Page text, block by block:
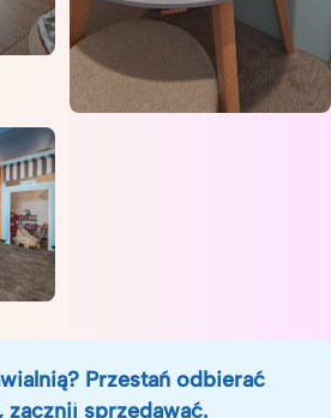
Przestań odbierać
zacznij sprzedawać.